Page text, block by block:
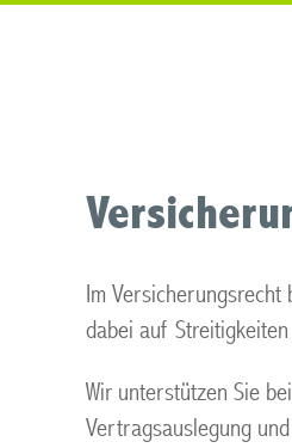
Im
dabei auf
Wir unterstützen Sie
Vertragsauslegung